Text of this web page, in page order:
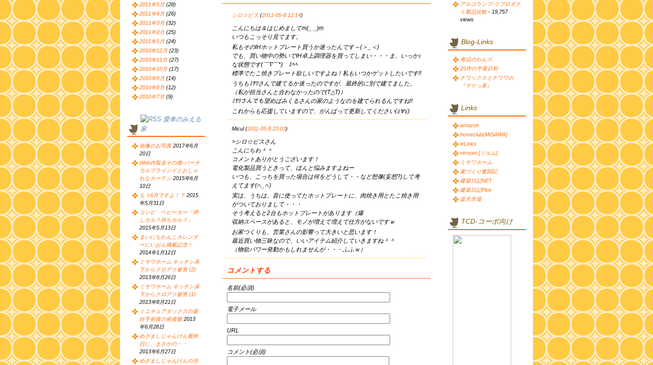
シロ☆ピス (2011-05-8 12:14)
こんにちは＆はじめましてm(_ _)m
いつもこっそり見てます。
私もそのIHホットプレート買うか迷ったんです～(＞_＜)
でも、買い物中の勢いでIH卓上調理器を買ってしまい・・・ま、いっか♪
な状態です(￣∇￣*)ゞｴﾍﾍ
標準でたこ焼きプレート欲しいですよね！私もいつかゲットしたいです!!
うちもﾐｻﾜさんで建てるか迷ったのですが、最終的に別で建てました。
（私が担当さんと合わなかったので(T△T)）
ﾐｻﾜさんでも望めばみくるさんの家のようなのを建てられるんですね!!
これからも応援していますので、がんばって更新してください(≧∀≦)
Micul (2011-05-8 23:03)
>シロ☆ピスさん
こんにちわ＾＾
コメントありがとうございます！
電化製品買うときって、ほんと悩みますよねー
いつも、こっちを買った場合は何をどうして・・など想像(妄想?)して考
えてます(∩_∩)
実は、うちは。昔に使ってたホットプレートに、肉焼き用とたこ焼き用
がついておりまして・・・
そう考えると2台もホットプレートがあります（爆
収納スペースがあると、モノが増えて増えて仕方がないですｗ
お家つくりも、営業さんの影響って大きいと思います！
最近買い物三昧なので、いいアイテム紹介していきますね＾＾
（物欲パワー発動かもしれませんが・・・ふふｗ）
コメントする
名前(必須)
電子メール
URL
コメント(必須)
2011年5月 (28)
2011年4月 (26)
2011年3月 (32)
2011年2月 (25)
2011年1月 (24)
2010年12月 (23)
2010年11月 (27)
2010年10月 (17)
2010年9月 (14)
2010年8月 (12)
2010年7月 (9)
愛車のみえる
家
画像のお写真 2017年6月
20日
Web内覧会その後-バーチ
カルブラインドとおしゃ
れなカーテン 2015年6月
10日
もう6月ですよ！？ 2015
年5月31日
コンビ ベビーカー「押
しカル？持ちカル？」
2015年5月13日
まいにちわんこカレンダ
ーにいおん掲載記念！
2014年1月12日
ミサワホーム キッチン床
下からクロアリ被害 (2)
2013年8月26日
ミサワホーム キッチン床
下からクロアリ被害 (1)
2013年8月21日
ミニチュアダックスの避
妊手術後の術後服 2013
年6月28日
めざましじゃんけん最終
日に、まさかの・・
2013年6月27日
めざましじゃんけんの当
アルコランプ-リプロダク
ト製品比較- 19,757
views
Blog-Links
海辺のわんズ
25坪の平屋日和
チワックスとチワワの
『マリっ喜』
Links
amazon
homeclub(MISAWA)
ieLinks
reroom [リルム]
ミサワホーム
家づくり奮闘記
建築日記NET
建築日記Plus
楽天市場
TCD-コーポ向け